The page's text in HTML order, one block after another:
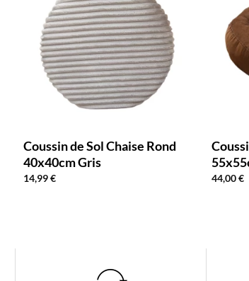
Coussin de Sol Chaise Rond
40x40cm Gris
14,99€ 44,00€